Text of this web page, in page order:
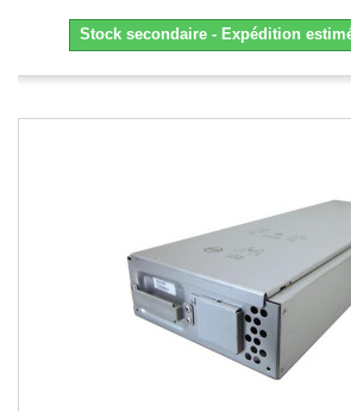
Stock secondaire - Expédition